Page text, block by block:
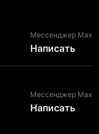
Мессенджер Max
Написать
Мессенджер Max
Написать